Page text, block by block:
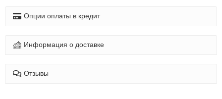
Опции оплаты в кредит
Информация о доставке
Отзывы